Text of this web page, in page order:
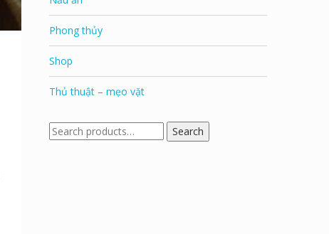
Phong thủy
Shop
Thủ thuật – mẹo vặt
Search
for:
Search